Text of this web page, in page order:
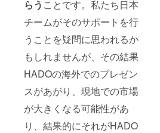
らう ことです。私たち日本
チームがそのサポートを行
うことを疑問に思われるか
もしれませんが、その結果
HADOの海外でのプレゼン
スがあがり、現地での市場
が大きくなる可能性があ
り、結果的にそれがHADO